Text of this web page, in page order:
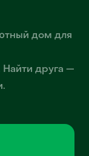
дом для
Найти друга —